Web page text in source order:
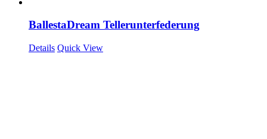
BallestaDream Tellerunterfederung
Details Quick View